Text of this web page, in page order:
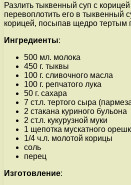
Разлить тыквенный суп с
перевоплотить его в тыквенный
корицей, посыпав щедро тертым
Ингредиенты:
500 мл. молока
450 г. тыквы
100 г. сливочного масла
100 г. репчатого лука
50 г. сахара
7 ст.л. тертого сыра
2 стакана куриного бульона
2 ст.л. кукурузной муки
1 щепотка мускатного
1/4 ч.л. молотой корицы
соль
перец
Изготовление: